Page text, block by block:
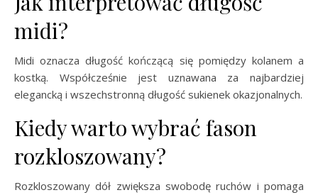
midi?
Midi oznacza długość kończącą się pomiędzy kolanem a
kostką. Współcześnie jest uznawana za najbardziej
elegancką i wszechstronną długość sukienek okazjonalnych.
Kiedy warto wybrać fason
rozkloszowany?
Rozkloszowany dół zwiększa swobodę ruchów i pomaga